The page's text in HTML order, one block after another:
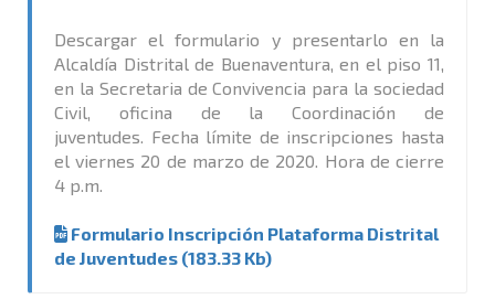
Descargar el formulario y presentarlo en la
Alcaldía Distrital de Buenaventura, en el piso 11,
en la Secretaria de Convivencia para la sociedad
Civil, oficina de la Coordinación de
juventudes. Fecha límite de inscripciones hasta
el viernes 20 de marzo de 2020. Hora de cierre
4 p.m.
Formulario Inscripción Plataforma Distrital
de Juventudes (183.33 Kb)